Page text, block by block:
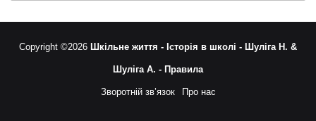
Copyright ©2026 Шкільне життя - Історія в школі - Шуліга Н. &
Шуліга А. - Правила
Зворотній зв’язок Про нас